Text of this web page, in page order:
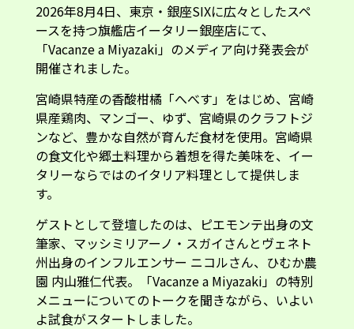
2026年8月4日、東京・銀座SIXに広々としたスペ
ースを持つ旗艦店イータリー銀座店にて、
「Vacanze a Miyazaki」のメディア向け発表会が
開催されました。
宮崎県特産の香酸柑橘「へべす」をはじめ、宮崎
県産鶏肉、マンゴー、ゆず、宮崎県のクラフトジ
ンなど、豊かな自然が育んだ食材を使用。宮崎県
の食文化や郷土料理から着想を得た美味を、イー
タリーならではのイタリア料理として提供しま
す。
ゲストとして登壇したのは、ピエモンテ出身の文
筆家、マッシミリアーノ・スガイさんとヴェネト
州出身のインフルエンサー ニコルさん、ひむか農
園 内山雅仁代表。「Vacanze a Miyazaki」の特別
メニューについてのトークを聞きながら、いよい
よ試食がスタートしました。